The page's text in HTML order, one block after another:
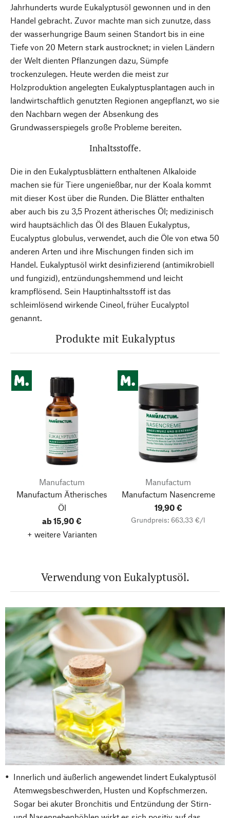
Jahrhunderts wurde Eukalyptusöl gewonnen und in den
Handel gebracht. Zuvor machte man sich zunutze, dass
der wasserhungrige Baum seinen Standort bis in eine
Tiefe von 20 Metern stark austrocknet; in vielen Ländern
der Welt dienten Pflanzungen dazu, Sümpfe
trockenzulegen. Heute werden die meist zur
Holzproduktion angelegten Eukalyptusplantagen auch in
landwirtschaftlich genutzten Regionen angepflanzt, wo sie
den Nachbarn wegen der Absenkung des
Grundwasserspiegels große Probleme bereiten.
Inhaltsstoffe.
Die in den Eukalyptusblättern enthaltenen Alkaloide
machen sie für Tiere ungenießbar, nur der Koala kommt
mit dieser Kost über die Runden. Die Blätter enthalten
aber auch bis zu 3,5 Prozent ätherisches Öl; medizinisch
wird hauptsächlich das Öl des Blauen Eukalyptus,
Eucalyptus globulus, verwendet, auch die Öle von etwa 50
anderen Arten und ihre Mischungen finden sich im
Handel. Eukalyptusöl wirkt desinfizierend (antimikrobiell
und fungizid), entzündungshemmend und leicht
krampflösend. Sein Hauptinhaltsstoff ist das
schleimlösend wirkende Cineol, früher Eucalyptol
genannt.
Produkte mit Eukalyptus
Manufactum
Manufactum Ätherisches
Öl
ab 15,90 €
+ weitere Varianten
Manufactum
Manufactum Nasencreme
19,90 €
Grundpreis: 663,33 €/l
Verwendung von Eukalyptusöl.
Innerlich und äußerlich angewendet lindert Eukalyptusöl
Atemwegsbeschwerden, Husten und Kopfschmerzen.
Sogar bei akuter Bronchitis und Entzündung der Stirn-